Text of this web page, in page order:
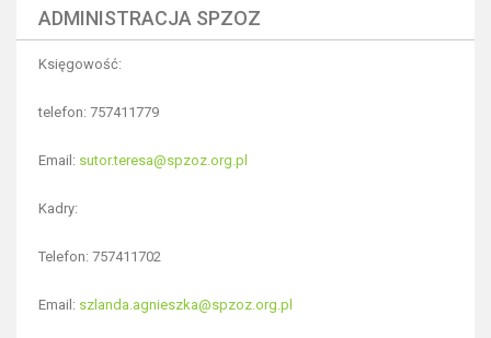
ADMINISTRACJA SPZOZ
Księgowość:
telefon: 757411779
Email: sutor.teresa@spzoz.org.pl
Kadry:
Telefon: 757411702
Email: szlanda.agnieszka@spzoz.org.pl